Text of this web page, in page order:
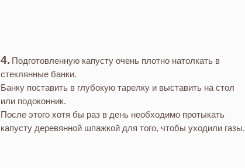
Подготовленную капусту очень плотно натолкать в
стеклянные банки.
Банку поставить в глубокую тарелку и выставить на стол
или подоконник.
После этого хотя бы раз в день необходимо протыкать
капусту деревянной шпажкой для того, чтобы уходили газы.